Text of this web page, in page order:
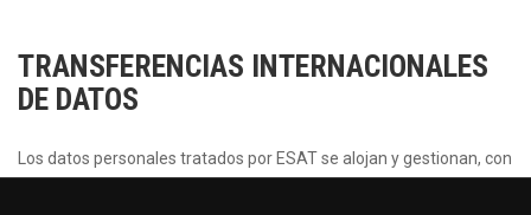
TRANSFERENCIAS INTERNACIONALES
DE DATOS
Los datos personales tratados por ESAT se alojan y gestionan, con